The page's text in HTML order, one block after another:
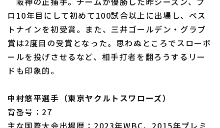
ロ10年目にして初めて100試合以上に出場し、ベス
トナインを初受賞。また、三井ゴールデン・グラブ
賞は2度目の受賞となった。思わぬところでスローボ
ールを投げさせるなど、相手打者を翻ろうするリー
ドも印象的。
中村悠平選手（東京ヤクルトスワローズ）
背番号：27
主な国際大会出場歴：2023年WBC、2015年プレミ